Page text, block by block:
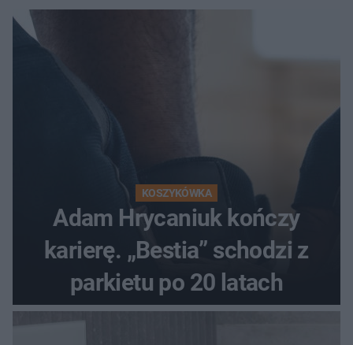
KOSZYKÓWKA
Adam Hrycaniuk kończy
karierę. „Bestia” schodzi z
parkietu po 20 latach